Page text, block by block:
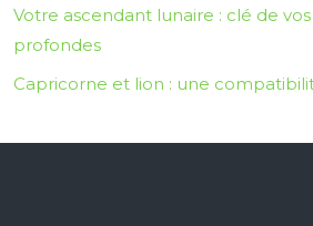
Votre ascendant lunaire : clé de
profondes
Capricorne et lion : une